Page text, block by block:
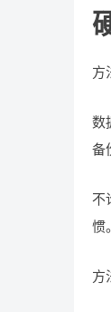
方
数
备
不
惯
方